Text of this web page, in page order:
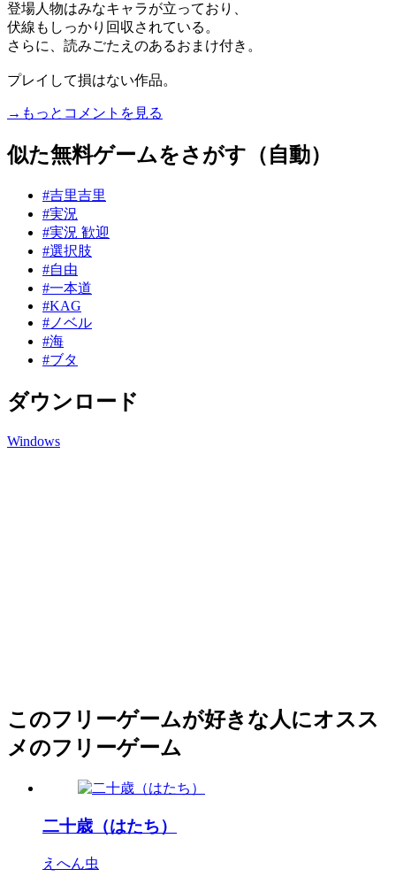
登場人物はみなキャラが立っており、
伏線もしっかり回収されている。
さらに、読みごたえのあるおまけ付き。
プレイして損はない作品。
→もっとコメントを見る
似た無料ゲームをさがす（自動）
#吉里吉里
#実況
#実況 歓迎
#選択肢
#自由
#一本道
#KAG
#ノベル
#海
#ブタ
ダウンロード
Windows
このフリーゲームが好きな人にオスス
メのフリーゲーム
二十歳（はたち）
えへん虫